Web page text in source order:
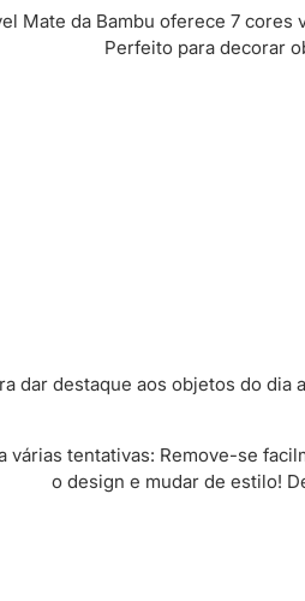
Mate da Bambu oferece 7
Perfeito para decorar
dar destaque aos objetos do dia
várias tentativas: Remove-se
o design e mudar de estilo!